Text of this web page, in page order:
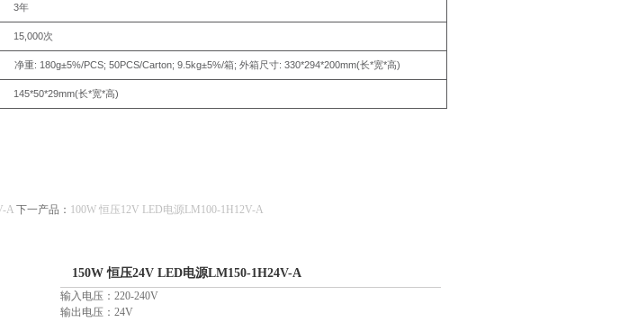
3年
15,000次
净重: 180g±5%/PCS; 50PCS/Carton; 9.5kg±5%/箱; 外箱尺寸: 330*294*200mm(长*宽*高)
145*50*29mm(长*宽*高)
A 下一产品： 100W 恒压12V LED电源LM100-1H12V-A
150W 恒压24V LED电源LM150-1H24V-A
输入电压：220-240V
输出电压：24V